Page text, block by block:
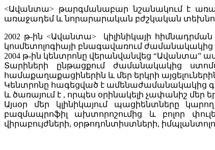
<Ավանտա> թարգմանաբար նշանակում է
առաջադեմ և նորարարական բժշկական
2002 թ-ին <Ավանտա> կիլինիկայի
կոսմետոլոգիայի բնագավառում ժամանակակից
2004 թ-ին կենտրոնը վերանվանվեց
Տարիների ընթացքում ժամանակակից
համաքաղաքացիներին և մեր երկրի
Կենտրոնը հագեցված է ամենաժամանակակից
և ծառայում է , որպես օրինակելի չափանիշ
Այսօր մեր կլինիկայում պացիենտները
բազմապրոֆիլ ախտորոշումից և բոլոր
վիրաբույժների, օրթոդոնտիստների,